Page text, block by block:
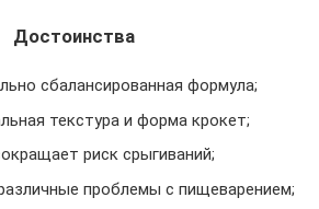
Достоинства
сбалансированная формула;
текстура и форма крокет;
риск срыгиваний;
проблемы с пищеварением;